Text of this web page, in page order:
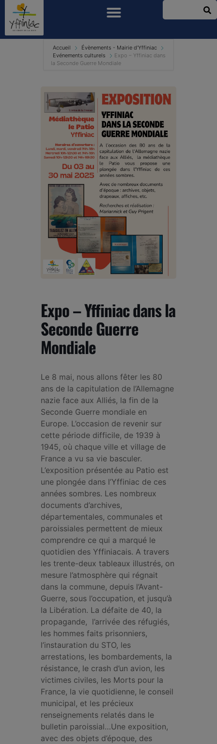
Accueil
Évènements - Mairie d'Yffiniac
Evénements culturels
Expo – Yffiniac dans
la Seconde Guerre Mondiale
Expo – Yffiniac dans la
Seconde Guerre
Mondiale
Le 8 mai, nous allons fêter les 80
ans de la capitulation de l’Allemagne
nazie face aux Alliés, la fin de la
Seconde Guerre mondiale en
Europe. L’occasion de revenir sur
cette période difficile, de 1939 à
1945, où chaque ville et village de
France a vu sa vie basculer.
L’exposition présentée au Patio est
une plongée dans l’Yffiniac de ces
années sombres. Les nombreux
documents d’archives,
départementales, communales et
paroissiales permettent de mieux
comprendre ce qui a marqué le
quotidien des Yffiniacais. A travers
les trente-deux tableaux illustrés, on
mesure l’atmosphère qui régnait
dans la commune, depuis l’Avant-
Guerre, sous l’occupation, et jusqu’à
la Libération. La défaite de 40, la
propagande, l’arrivée des réfugiés,
les hommes faits prisonniers,
l’instauration du STO, les
arrestations, les bombardements, la
résistance, le crash d’un avion, les
victimes civiles, les Morts pour la
France, la vie quotidienne, le conseil
municipal, et les précieux
renseignements relatés dans le
bulletin paroissial…Une exposition,
avec des objets d’époque, des